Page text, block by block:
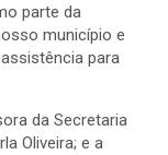
parte da
município e
para
da Secretaria
Oliveira; e a